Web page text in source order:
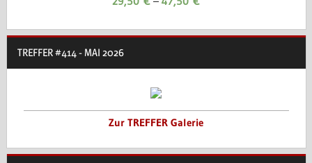
TREFFER #414 - MAI 2026
Zur TREFFER Galerie